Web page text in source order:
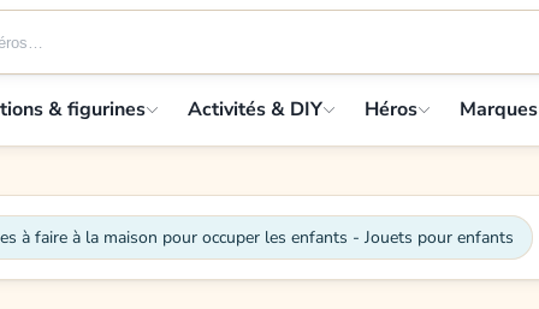
& figurines Activités & DIY Héros Marques
à faire à la maison pour occuper les enfants - Jouets pour enfants